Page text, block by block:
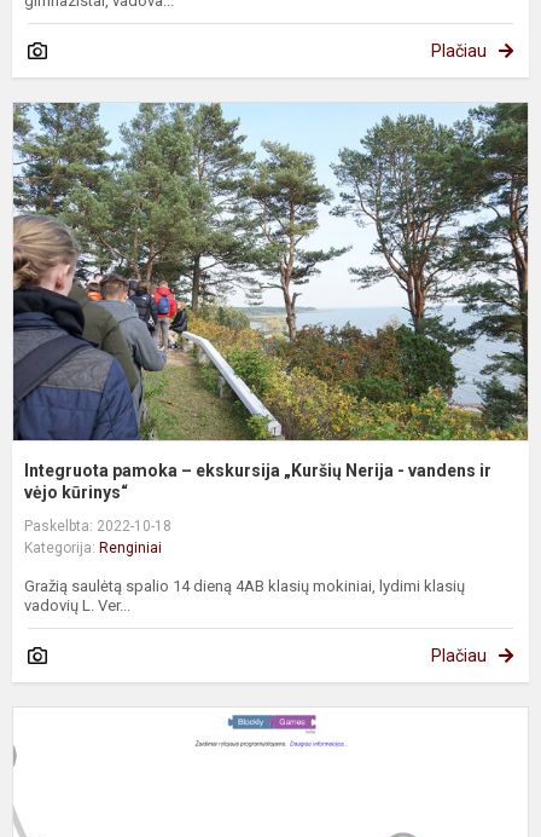
Plačiau
Integruota pamoka – ekskursija „Kuršių Nerija - vandens ir
vėjo kūrinys“
Paskelbta: 2022-10-18
Kategorija: Renginiai
Gražią saulėtą spalio 14 dieną 4AB klasių mokiniai, lydimi klasių
vadovių L. Ver...
Plačiau